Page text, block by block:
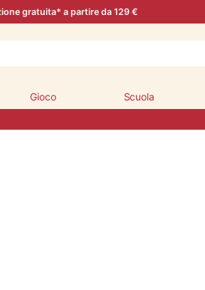
gratuita* a partire da 129 €
Gioco Scuola